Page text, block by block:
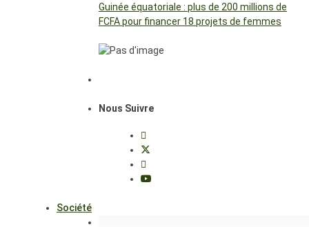
Guinée équatoriale : plus de 200 millions de
FCFA pour financer 18 projets de femmes
Nous Suivre
Société